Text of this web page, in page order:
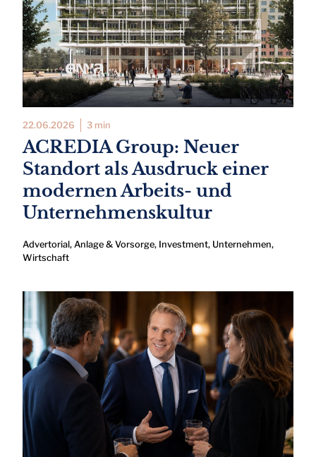
22.06.2026 3 min
ACREDIA Group: Neuer
Standort als Ausdruck einer
modernen Arbeits- und
Unternehmenskultur
Advertorial, Anlage & Vorsorge, Investment, Unternehmen,
Wirtschaft